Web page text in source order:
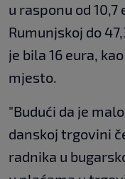
u rasponu od 10,7
Rumunjskoj do
je bila 16 eura,
mjesto.
"Budući da je
danskoj trgovini
radnika u